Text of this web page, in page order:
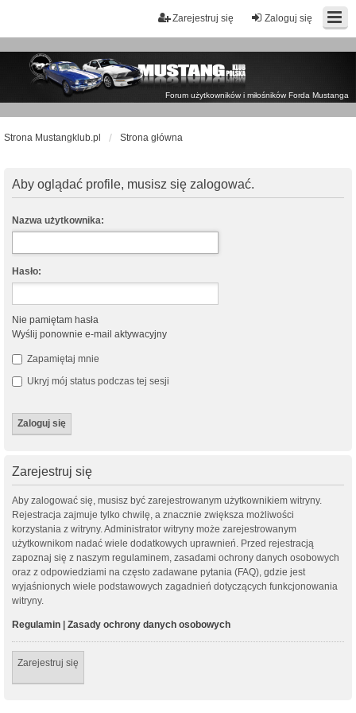
Zaloguj się
Zarejestruj się
Forum użytkowników i miłośników Forda Mustanga
Strona Mustangklub.pl Strona główna
Aby oglądać profile, musisz się zalogować.
Nazwa użytkownika:
Hasło:
Nie pamiętam hasła
Wyślij ponownie e-mail aktywacyjny
Zapamiętaj mnie
Ukryj mój status podczas tej sesji
Zarejestruj się
Aby zalogować się, musisz być zarejestrowanym użytkownikiem witryny.
Rejestracja zajmuje tylko chwilę, a znacznie zwiększa możliwości
korzystania z witryny. Administrator witryny może zarejestrowanym
użytkownikom nadać wiele dodatkowych uprawnień. Przed rejestracją
zapoznaj się z naszym regulaminem, zasadami ochrony danych osobowych
oraz z odpowiedziami na często zadawane pytania (FAQ), gdzie jest
wyjaśnionych wiele podstawowych zagadnień dotyczących funkcjonowania
witryny.
Regulamin | Zasady ochrony danych osobowych
Zarejestruj się